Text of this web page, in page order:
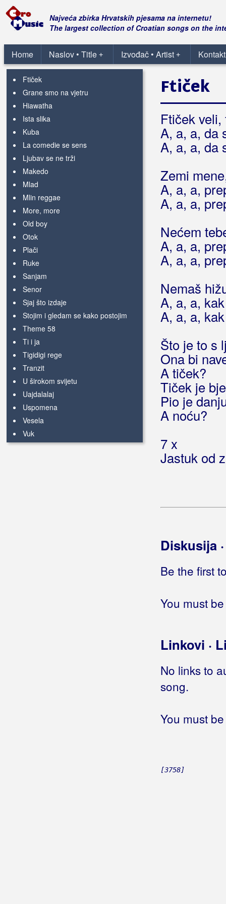
Najveća zbirka Hrvatskih pjesama na internetu!
The largest collection of Croatian songs on the
Home +
Naslov • Title +
Izvođač • Artist
Apokalipso
Ay Carmela
Crni dusi
Divlja
Ftiček
Grane smo na vjetru
Hiawatha
Ista slika
Kuba
La comedie se sens
Ljubav se ne trži
Makedo
Mlad
Mlin reggae
More, more
Old boy
Otok
Plači
Ruke
Sanjam
Senor
Sjaj što izdaje
Stojim i gledam se kako postojim
Theme 58
Ti i ja
Tigidigi rege
Tranzit
U širokom svijetu
Uajdalalaj
Uspomena
Vesela
Vuk
Za nas
Ftiček
Ftiček
A, a, a, da
A, a, a, da
Zemi
A, a, a,
A, a, a,
Nećem
A, a, a,
A, a, a,
Nemaš
A, a, a,
A, a, a,
Što je to s
Ona bi
A tiček?
Tiček je
Pio je
A noću?
7 x
Jastuk od
Diskusija
Be the first
You must
Linkovi ·
No links to
song.
You must
[3758]